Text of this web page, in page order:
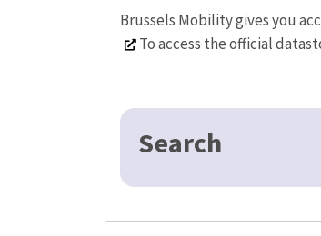
Brussels Mobility gives you
To access the official
Search